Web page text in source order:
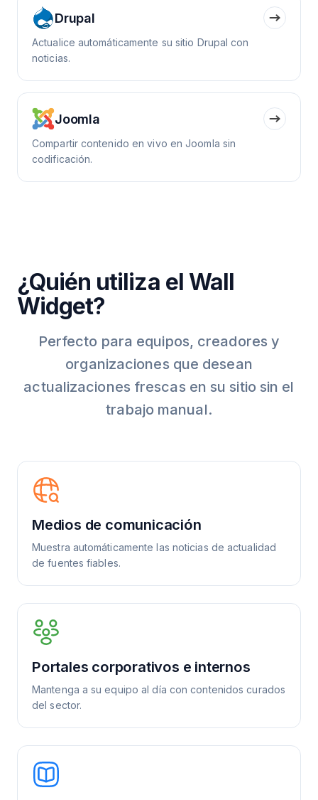
Drupal
Actualice automáticamente su sitio Drupal con
noticias.
Joomla
Compartir contenido en vivo en Joomla sin
codificación.
¿Quién utiliza el Wall
Widget?
Perfecto para equipos, creadores y
organizaciones que desean
actualizaciones frescas en su sitio sin el
trabajo manual.
Medios de comunicación
Muestra automáticamente las noticias de actualidad
de fuentes fiables.
Portales corporativos e internos
Mantenga a su equipo al día con contenidos curados
del sector.